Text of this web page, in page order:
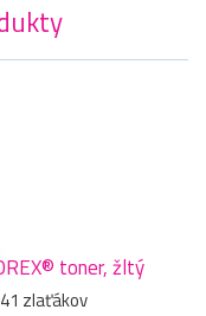
toner, žltý
41 zlaťákov